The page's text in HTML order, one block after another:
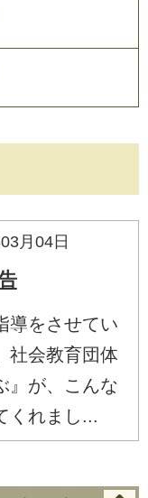
月04日
をさせてい
社会教育団体
』が、こんな
くれまし...